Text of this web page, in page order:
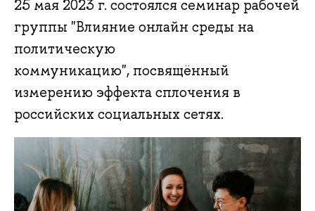
25 мая 2023 г. состоялся семинар рабочей
группы "Влияние онлайн среды на
политическую
коммуникацию", посвящённый
измерению эффекта сплочения в
российских социальных сетях.